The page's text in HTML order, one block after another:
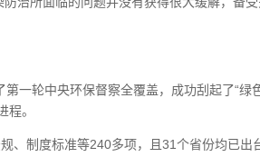
一轮中央环保督察全覆盖，成功刮起了“绿
程。
、制度标准等240多项，且31个省份均已出